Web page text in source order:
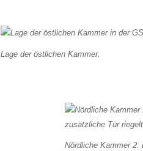
Lage der östlichen Kammer.
Nördliche Kammer 2: